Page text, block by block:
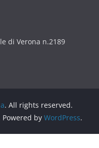
di Verona n.2189
. All rights reserved.
by WordPress.